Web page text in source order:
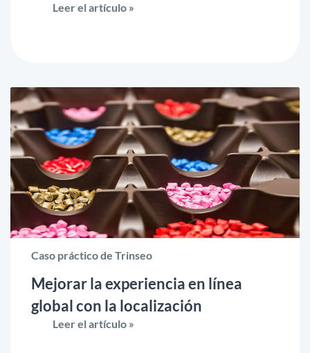
Leer el artículo »
Caso práctico de Trinseo
Mejorar la experiencia en línea
global con la localización
Leer el artículo »